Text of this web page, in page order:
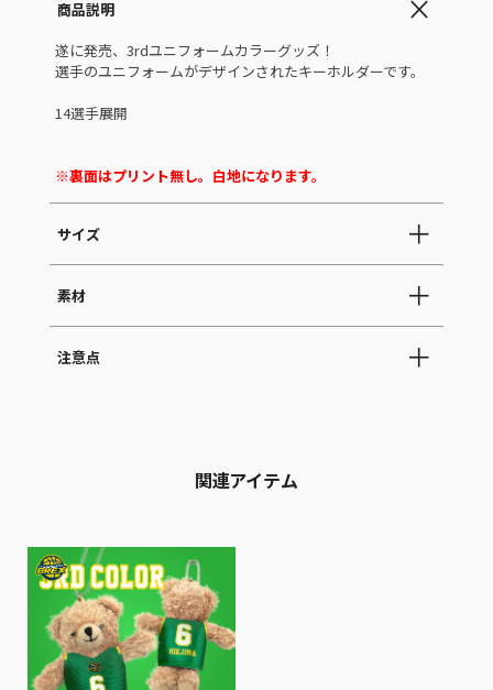
商品説明
遂に発売、3rdユニフォームカラーグッズ！
選手のユニフォームがデザインされたキーホルダーです。
14選手展開
※裏面はプリント無し。白地になります。
サイズ
素材
注意点
関連アイテム